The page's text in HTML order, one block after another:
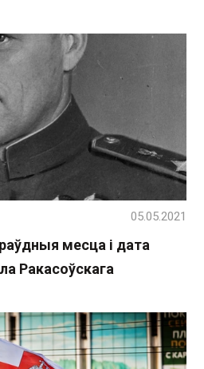
месца і дата
Ракасоўскага
05.05.2021